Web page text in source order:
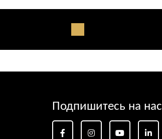
Подпишитесь на нас